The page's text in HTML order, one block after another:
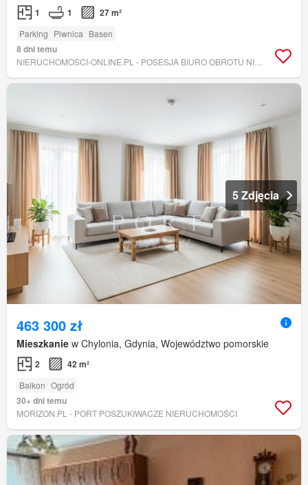
1 1 27 m²
Parking Piwnica Basen
8 dni temu
5 Zdjęcia
463 300 zł
Mieszkanie w Chylonia, Gdynia, Województwo pomorskie
2 42 m²
Balkon Ogród
30+ dni temu
MORIZON.PL - PORT POSZUKIWACZE NIERUCHOMOŚCI